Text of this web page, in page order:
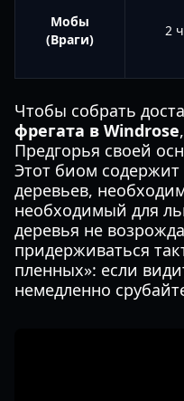
Мобы
(Враги)
2
Чтобы собрать
фрегата в Windrose
Предгорья своей
Этот биом
деревьев,
необходимый для
деревья не
придерживаться
пленных»: если
немедленно